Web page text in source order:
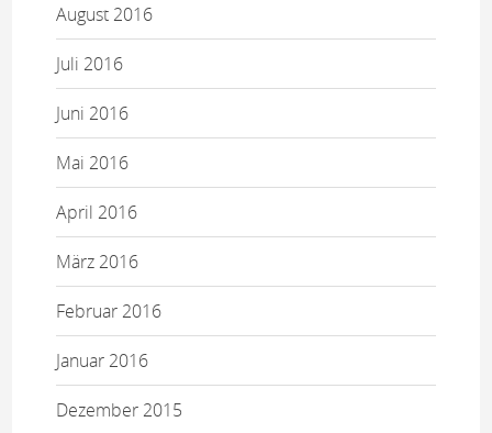
August 2016
Juli 2016
Juni 2016
Mai 2016
April 2016
März 2016
Februar 2016
Januar 2016
Dezember 2015